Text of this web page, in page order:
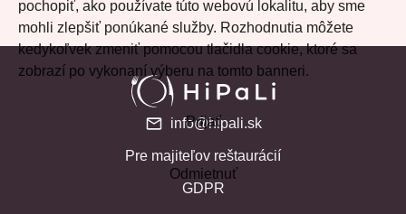
pochopiť, ako používate túto webovú lokalitu, aby sme
mohli zlepšiť ponúkané služby. Rozhodnutia môžete
kedykoľvek zmeniť pomocou tlačidla cookie, ktoré sa
zobrazí po vykonaní výberu na tomto banneri.
Prijať
Odmietnuť
info@hipali.sk
Pre majiteľov reštaurácií
GDPR